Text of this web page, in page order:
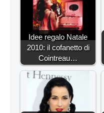
Idee regalo Natale
2010: il cofanetto di
Cointreau…